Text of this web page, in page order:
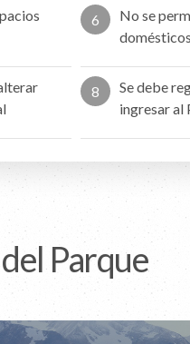
6
No se
8
Se debe
ingresar al
Parque